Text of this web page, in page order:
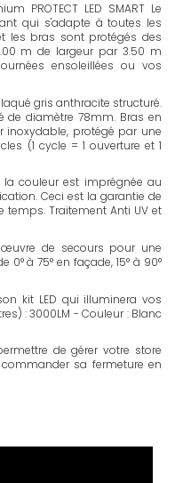
PROTECT LED SMART Le
qui s'adapte à toutes les
les bras sont protégés des
m de largeur par 3.50 m
ensoleillées ou vos
gris anthracite structuré.
de diamètre 78mm. Bras en
protégé par une
(1 cycle = 1 ouverture et 1
couleur est imprégnée au
Ceci est la garantie de
Traitement Anti UV et
de secours pour une
à 75° en façade, 15° à 90°
kit LED qui illuminera vos
: 3000LM - Couleur : Blanc
de gérer votre store
sa fermeture en